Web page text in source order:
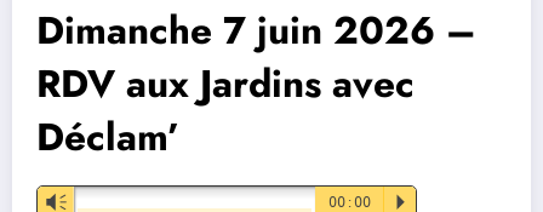
Dimanche 7 juin 2026 –
RDV aux Jardins avec
Déclam’
Vm 00:00 P